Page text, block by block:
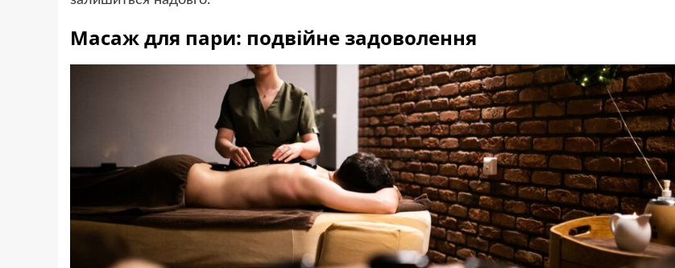
Масаж для пари: подвійне задоволення